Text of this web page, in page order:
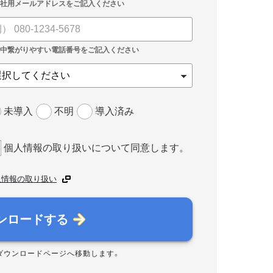
未導入 不明 導入済み
個人情報の取り扱いについて同意します。
報の取り扱い
ロードする
ウンロードページへ移動します。